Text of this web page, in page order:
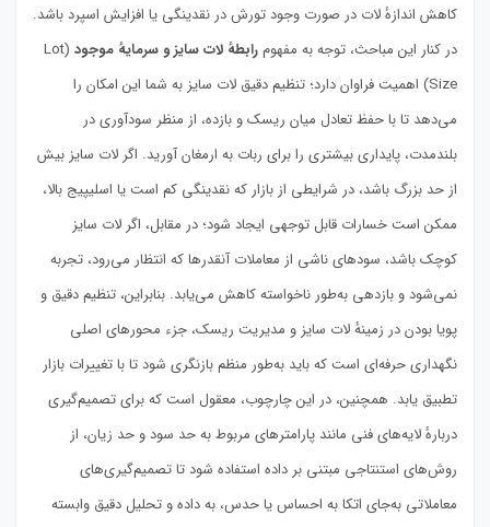
کاهش اندازهٔ لات در صورت وجود تورش در نقدینگی یا افزایش اسپرد باشد.
در کنار این مباحث، توجه به مفهومرابطهٔ لات سایز و سرمایهٔ موجود (Lot
Size) اهمیت فراوان دارد؛ تنظیم دقیق لات سایز به شما این امکان را
می‌دهد تا با حفظ تعادل میان ریسک و بازده، از منظر سودآوری در
بلندمدت، پایداری بیشتری را برای ربات به ارمغان آورید. اگر لات سایز بیش
از حد بزرگ باشد، در شرایطی از بازار که نقدینگی کم است یا اسلیپیج بالا،
ممکن است خسارات قابل توجهی ایجاد شود؛ در مقابل، اگر لات سایز
کوچک باشد، سودهای ناشی از معاملات آنقدرها که انتظار می‌رود، تجربه
نمی‌شود و بازدهی به‌طور ناخواسته کاهش می‌یابد. بنابراین، تنظیم دقیق و
پویا بودن در زمینهٔ لات سایز و مدیریت ریسک، جزء محورهای اصلی
نگهداری حرفه‌ای است که باید به‌طور منظم بازنگری شود تا با تغییرات بازار
تطبیق یابد. همچنین، در این چارچوب، معقول است که برای تصمیم‌گیری
دربارهٔ لایه‌های فنی مانند پارامترهای مربوط به حد سود و حد زیان، از
روش‌های استنتاجی مبتنی بر داده استفاده شود تا تصمیم‌گیری‌های
معاملاتی به‌جای اتکا به احساس یا حدس، به داده و تحلیل دقیق وابسته